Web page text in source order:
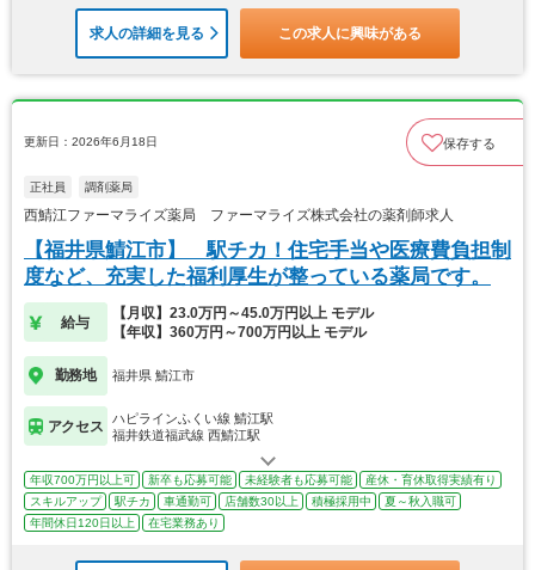
求人の詳細を見る この求人に興味がある
更新日：2026年6月18日 保存する
正社員 調剤薬局
西鯖江ファーマライズ薬局 ファーマライズ株式会社の薬剤師求人
【福井県鯖江市】 駅チカ！住宅手当や医療費負担制
度など、充実した福利厚生が整っている薬局です。
給与
【月収】23.0万円～45.0万円以上 モデル
【年収】360万円～700万円以上 モデル
勤務地 福井県 鯖江市
アクセス
ハピラインふくい線 鯖江駅
福井鉄道福武線 西鯖江駅
年収700万円以上可 新卒も応募可能 未経験者も応募可能
産休・育休取得実績有り
スキルアップ
駅チカ 車通勤可 店舗数30以上 積極採用中
夏～秋入職可
年間休日120日以上
在宅業務あり